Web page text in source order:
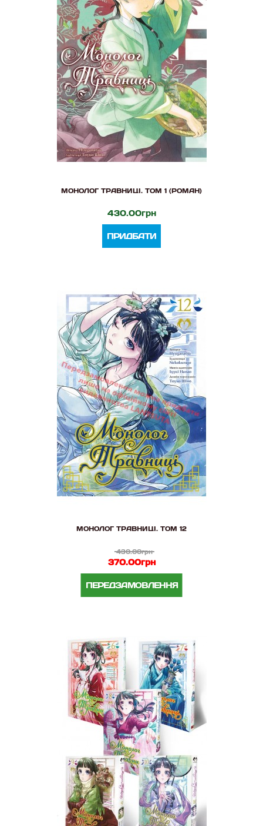
МОНОЛОГ ТРАВНИЦІ. ТОМ 1 (РОМАН)
430.00грн
ПРИДБАТИ
МОНОЛОГ ТРАВНИЦІ. ТОМ 12
430.00грн
370.00грн
ПЕРЕДЗАМОВЛЕННЯ